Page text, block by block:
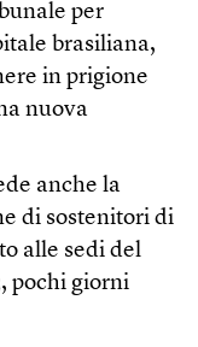
per
brasiliana,
in prigione
nuova
anche la
di sostenitori di
alle sedi del
pochi giorni